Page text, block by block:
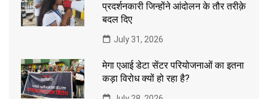
प्रदर्शनकारी जिन्होंने आंदोलन के तौर तरीक़े
बदल दिए
July 31, 2026
मेगा एआई डेटा सेंटर परियोजनाओं का इतना
कड़ा विरोध क्यों हो रहा है?